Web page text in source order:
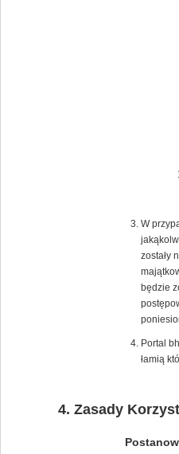
W
zostały
będzie
Portal
łamią
Zasady